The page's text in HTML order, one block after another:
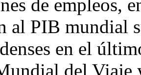
de empleos,
al PIB mundial
en el
del